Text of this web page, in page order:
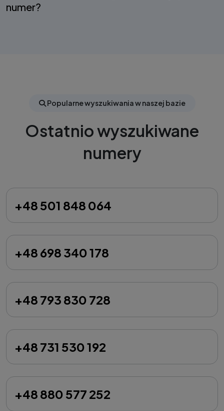
numer?
Popularne wyszukiwania w naszej bazie
Ostatnio wyszukiwane
numery
+48 501 848 064
+48 698 340 178
+48 793 830 728
+48 731 530 192
+48 880 577 252